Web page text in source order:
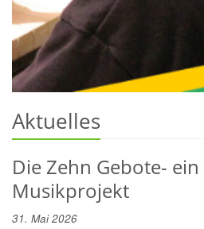
Aktuelles
Die Zehn Gebote-
Musikprojekt
31. Mai 2026